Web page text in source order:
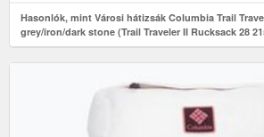
Hasonlók, mint Városi hátizsák Columbia Trail
grey/iron/dark stone (Trail Traveler II Rucksack 28